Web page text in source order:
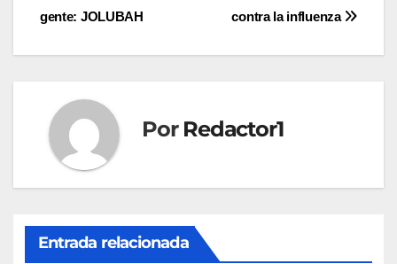
de
contra la influenza
gente: JOLUBAH
Por Redactor1
Entrada relacionada